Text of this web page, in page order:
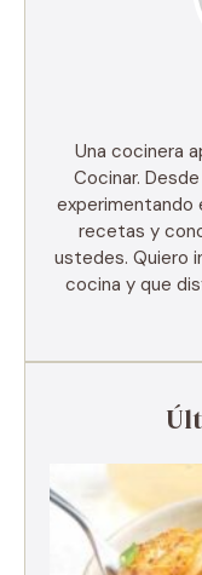
Una cocinera
Cocinar.
experimentando
recetas y
ustedes. Quiero
cocina y que